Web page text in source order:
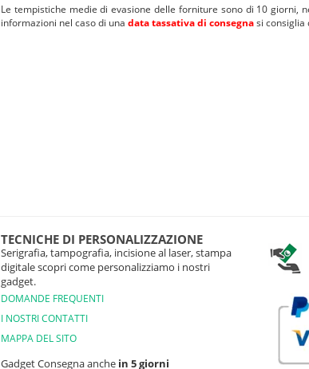
Le tempistiche medie di evasione delle forniture sono di 10 giorni,
informazioni nel caso di una data tassativa di consegnasi consiglia
TECNICHE DI PERSONALIZZAZIONE
Serigrafia, tampografia, incisione al laser, stampa
digitale scopri come personalizziamo i nostri
gadget.
DOMANDE FREQUENTI
I NOSTRI CONTATTI
MAPPA DEL SITO
Gadget Consegna anche in 5 giorni